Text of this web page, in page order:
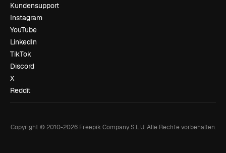
Kundensupport
Instagram
YouTube
LinkedIn
TikTok
Discord
X
Reddit
Copyright © 2010-2026Freepik Company S.L.U. Alle Rechte vorbehalten.